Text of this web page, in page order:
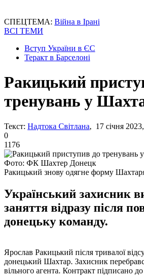
СПЕЦТЕМА: Війна в Ірані
ВСІ ТЕМИ
Вступ України в ЄС
Теракт в Барселоні
Ракицький
тренувань у
Текст: Надтока Світлана, 17 січня
0
1176
Фото: ФК Шахтер Донецк
Ракицький знову одягне форму
Український захисник
заняття відразу після
донецьку команду.
Ярослав Ракицький після тривалої
донецький Шахтар. Захисник
вільного агента. Контракт підписано до